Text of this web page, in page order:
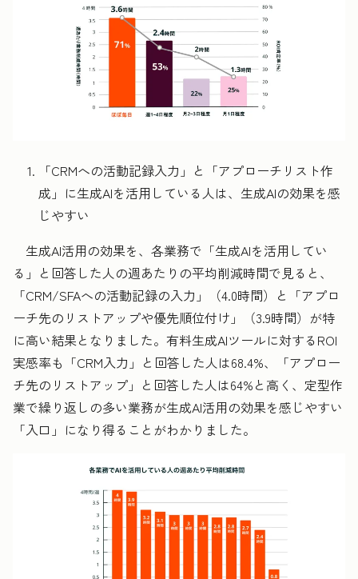
「CRMへの活動記録入力」と「アプローチリスト作
成」に生成AIを活用している人は、生成AIの効果を感
じやすい
生成AI活用の効果を、各業務で「生成AIを活用してい
る」と回答した人の週あたりの平均削減時間で見ると、
「CRM/SFAへの活動記録の入力」（4.0時間）と「アプロ
ーチ先のリストアップや優先順位付け」（3.9時間）が特
に高い結果となりました。有料生成AIツールに対するROI
実感率も「CRM入力」と回答した人は68.4%、「アプロー
チ先のリストアップ」と回答した人は64%と高く、定型作
業で繰り返しの多い業務が生成AI活用の効果を感じやすい
「入口」になり得ることがわかりました。